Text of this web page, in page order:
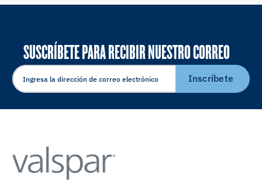
SUSCRÍBETE PARA RECIBIR NUESTRO CORREO
ELECTRÓNICO
Inscríbete